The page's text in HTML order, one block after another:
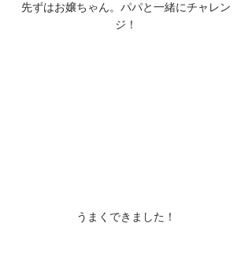
先ずはお嬢ちゃん。パパと一緒にチャレン
ジ！
うまくできました！